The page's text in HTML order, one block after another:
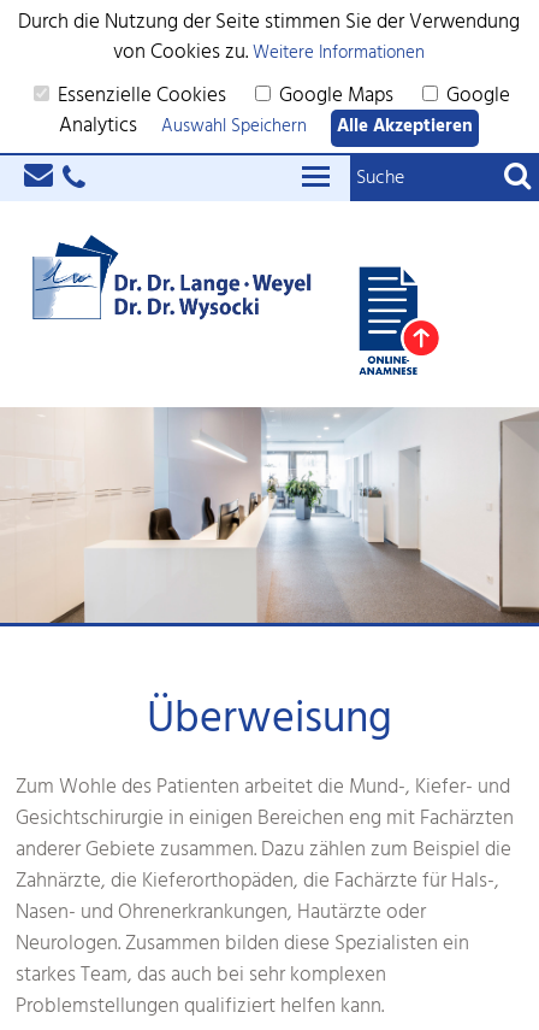
Durch die Nutzung der Seite stimmen Sie der Verwendung
von Cookies zu.Weitere Informationen
Essenzielle Cookies Google Maps Google
Analytics Auswahl Speichern Alle Akzeptieren
Überweisung
Zum Wohle des Patienten arbeitet die Mund-, Kiefer- und
Gesichtschirurgie in einigen Bereichen eng mit Fachärzten
anderer Gebiete zusammen. Dazu zählen zum Beispiel die
Zahnärzte, die Kieferorthopäden, die Fachärzte für Hals-,
Nasen- und Ohrenerkrankungen, Hautärzte oder
Neurologen. Zusammen bilden diese Spezialisten ein
starkes Team, das auch bei sehr komplexen
Problemstellungen qualifiziert helfen kann.